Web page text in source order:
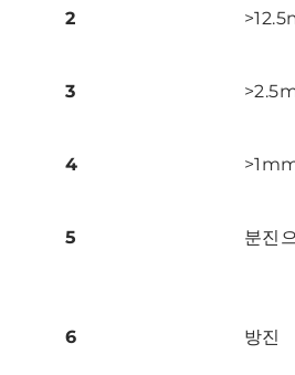
2
3
4
5 분진
6 방진